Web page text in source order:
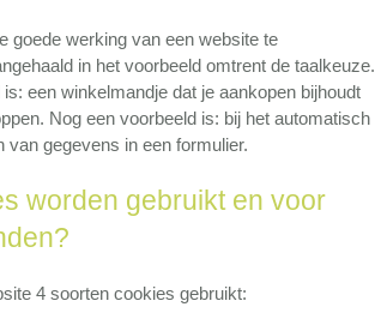
goede werking van een website te
in het voorbeeld omtrent de taalkeuze.
een winkelmandje dat je aankopen bijhoudt
Nog een voorbeeld is: bij het automatisch
van gegevens in een formulier.
worden gebruikt en voor
4 soorten cookies gebruikt: